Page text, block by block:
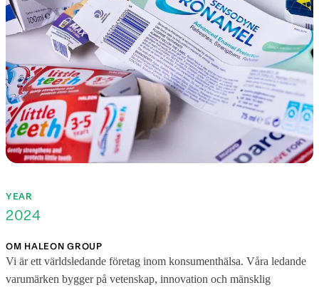
YEAR
2024
OM HALEON GROUP
Vi är ett världsledande företag inom konsumenthälsa. Våra ledande
varumärken bygger på vetenskap, innovation och mänsklig